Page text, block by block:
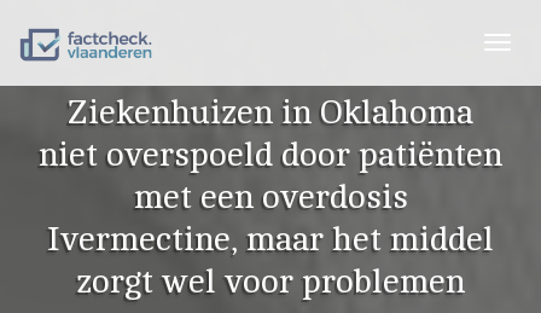
Ziekenhuizen in Oklahoma
niet overspoeld door patiënten
met een overdosis
Ivermectine, maar het middel
zorgt wel voor problemen